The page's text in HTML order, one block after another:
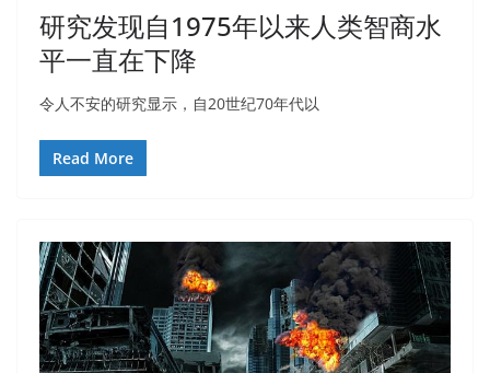
研究发现自1975年以来人类智商水
平一直在下降
令人不安的研究显示，自20世纪70年代以
Read More